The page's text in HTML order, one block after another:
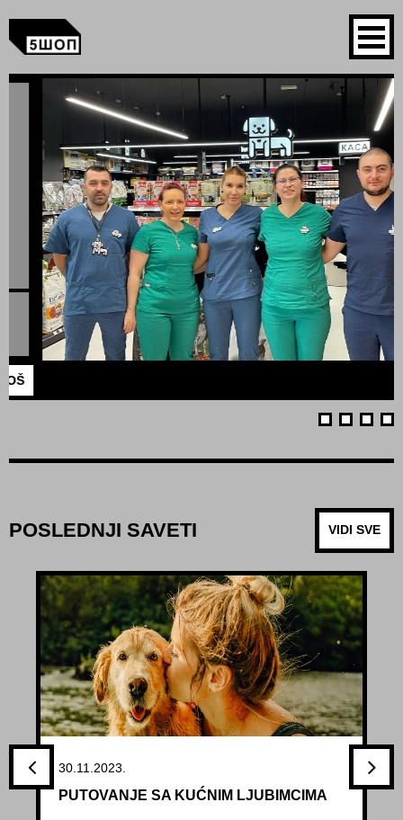
POSLEDNJI SAVETI VIDI SVE
30.11.2023.
PUTOVANJE SA KUĆNIM LJUBIMCIMA